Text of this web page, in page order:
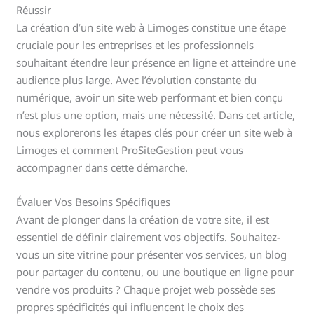
Réussir
La création d’un site web à Limoges constitue une étape
cruciale pour les entreprises et les professionnels
souhaitant étendre leur présence en ligne et atteindre une
audience plus large. Avec l’évolution constante du
numérique, avoir un site web performant et bien conçu
n’est plus une option, mais une nécessité. Dans cet article,
nous explorerons les étapes clés pour créer un site web à
Limoges et comment ProSiteGestion peut vous
accompagner dans cette démarche.
Évaluer Vos Besoins Spécifiques
Avant de plonger dans la création de votre site, il est
essentiel de définir clairement vos objectifs. Souhaitez-
vous un site vitrine pour présenter vos services, un blog
pour partager du contenu, ou une boutique en ligne pour
vendre vos produits ? Chaque projet web possède ses
propres spécificités qui influencent le choix des